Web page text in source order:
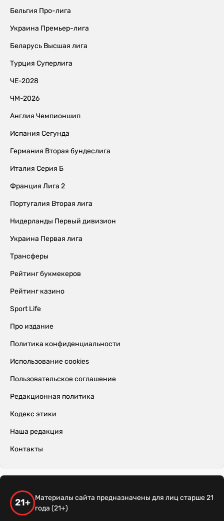
Бельгия Про-лига
Украина Премьер-лига
Беларусь Высшая лига
Турция Суперлига
ЧЕ-2028
ЧМ-2026
Англия Чемпионшип
Испания Сегунда
Германия Вторая бундеслига
Италия Серия Б
Франция Лига 2
Португалия Вторая лига
Нидерланды Первый дивизион
Украина Первая лига
Трансферы
Рейтинг букмекеров
Рейтинг казино
Sport Life
Про издание
Политика конфиденциальности
Использование cookies
Пользовательское соглашение
Редакционная политика
Кодекс этики
Наша редакция
Контакты
21+
Материалы сайта предназначены для лиц старше 21
года (21+)